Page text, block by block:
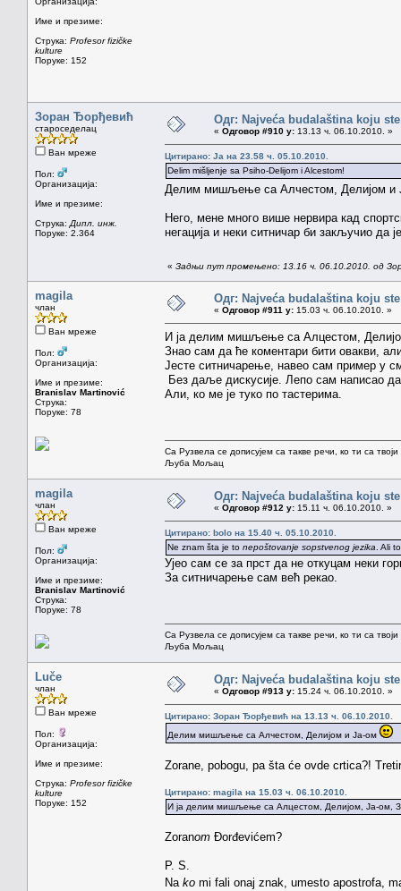
Име и презиме:
Струка: Profesor fizičke
kulture
Поруке: 152
Зоран Ђорђевић
староседелац
Ван мреже
Пол:
Организација:
Име и презиме:
Струка: Дипл. инж.
Поруке: 2.364
Одг: Najveća budalaština koju
« Одговор #910 у: 13.13 ч. 06.10.2010. »
Цитирано: Ja на 23.58 ч. 05.10.2010.
Delim mišljenje sa Psiho-Delijom i Alcestom!
Делим мишљење са Алчестом, Делијом и
Него, мене много више нервира кад
негација и неки ситничар би закључио да
« Задњи пут промењено: 13.16 ч. 06.10.2010. од
magila
члан
Ван мреже
Пол:
Организација:
Име и презиме:
Branislav Martinović
Струка:
Поруке: 78
Одг: Najveća budalaština koju
« Одговор #911 у: 15.03 ч. 06.10.2010. »
И ја делим мишљење са Алцестом,
Знао сам да ће коментари бити овакви,
Јесте ситничарење, навео сам пример у
Без даље дискусије. Лепо сам написао да
Али, ко ме је туко по тастерима.
Са Рузвела се дописујем са такве речи, ко ти са
Љуба Мољац
magila
члан
Ван мреже
Пол:
Организација:
Име и презиме:
Branislav Martinović
Струка:
Поруке: 78
Одг: Najveća budalaština koju
« Одговор #912 у: 15.11 ч. 06.10.2010. »
Цитирано: bolo на 15.40 ч. 05.10.2010.
Ne znam šta je to nepoštovanje sopstvenog jezika . Ali
Ујео сам се за прст да не откуцам неки
За ситничарење сам већ рекао.
Са Рузвела се дописујем са такве речи, ко ти са
Љуба Мољац
Luče
члан
Ван мреже
Пол:
Организација:
Име и презиме:
Струка: Profesor fizičke
kulture
Поруке: 152
Одг: Najveća budalaština koju
« Одговор #913 у: 15.24 ч. 06.10.2010. »
Цитирано: Зоран Ђорђевић на 13.13 ч. 06.10.2010.
Делим мишљење са Алчестом, Делијом и Ја-ом
Zorane, pobogu, pa šta će ovde crtica?!
Цитирано: magila на 15.03 ч. 06.10.2010.
И ја делим мишљење са Алцестом, Делијом, Ја-ом,
Zoranom Đorđevićem?
P. S.
Na ko mi fali onaj znak, umesto apostrofa,